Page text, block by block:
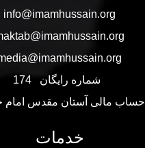
info@imamhussain.org
شماره رایگان
174
حساب مالی آستان مقدس امام
خدمات